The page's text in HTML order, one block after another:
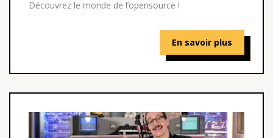
Découvrez le monde de l’opensource !
En savoir plus